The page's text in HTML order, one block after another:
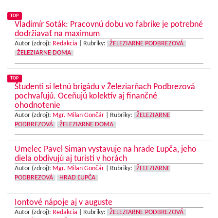
TOP
Vladimír Soták: Pracovnú dobu vo fabrike je potrebné
dodržiavať na maximum
Autor (zdroj): Redakcia Rubriky:
ŽELEZIARNE PODBREZOVÁ
ŽELEZIARNE DOMA
TOP
Študenti si letnú brigádu v Železiarňach Podbrezová
pochvaľujú. Oceňujú kolektív aj finančné
ohodnotenie
Autor (zdroj): Mgr. Milan Gončár Rubriky:
ŽELEZIARNE
PODBREZOVÁ
ŽELEZIARNE DOMA
Umelec Pavel Siman vystavuje na hrade Ľupča, jeho
diela obdivujú aj turisti v horách
Autor (zdroj): Mgr. Milan Gončár Rubriky:
ŽELEZIARNE
PODBREZOVÁ
HRAD ĽUPČA
Iontové nápoje aj v auguste
Autor (zdroj): Redakcia Rubriky:
ŽELEZIARNE PODBREZOVÁ